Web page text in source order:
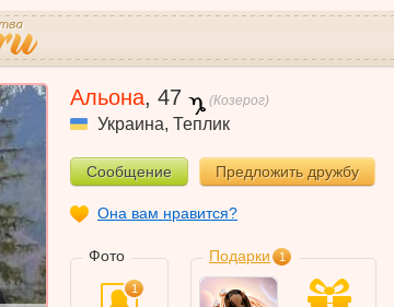
Альона, 47 (Козерог)
Украина, Теплик
Сообщение Предложить дружбу
Она вам нравится?
Фото
1
Подарки 1